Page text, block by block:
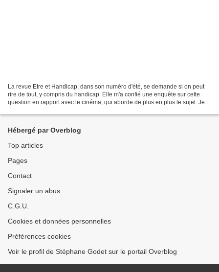
La revue Etre et Handicap, dans son numéro d'été, se demande si on peut
rire de tout, y compris du handicap. Elle m'a confié une enquête sur cette
question en rapport avec le cinéma, qui aborde de plus en plus le sujet. Je
Hébergé par Overblog
Top articles
Pages
Contact
Signaler un abus
C.G.U.
Cookies et données personnelles
Préférences cookies
Voir le profil de Stéphane Godet sur le portail Overblog